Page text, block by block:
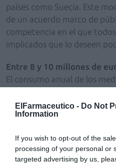
ElFarmaceutico - Do Not
Information
If you wish to opt-out of the
processing of your personal or
targeted advertising by us,
países como Suecia. Este
de un acuerdo marco de
competencia en el que
implicados que lo deseen
Entre 8 y 10 millones de
El consumo anual de los
total de fármacos
de euros. Como la selección
que afectará al 50% del
incluidos en el acuerdo